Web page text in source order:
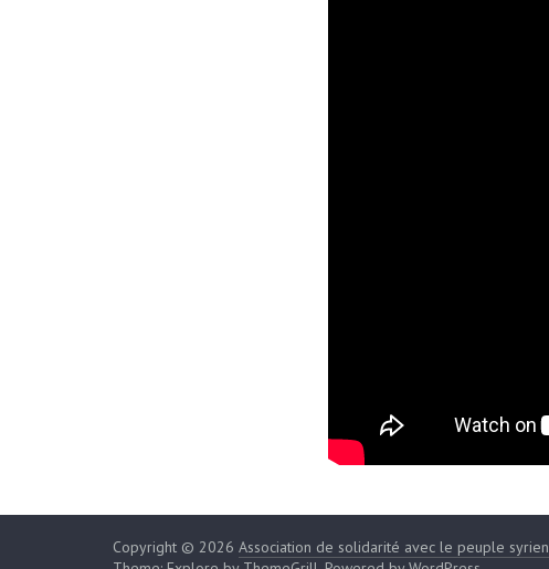
Copyright © 2026 Association de solidarité avec le peuple syrien